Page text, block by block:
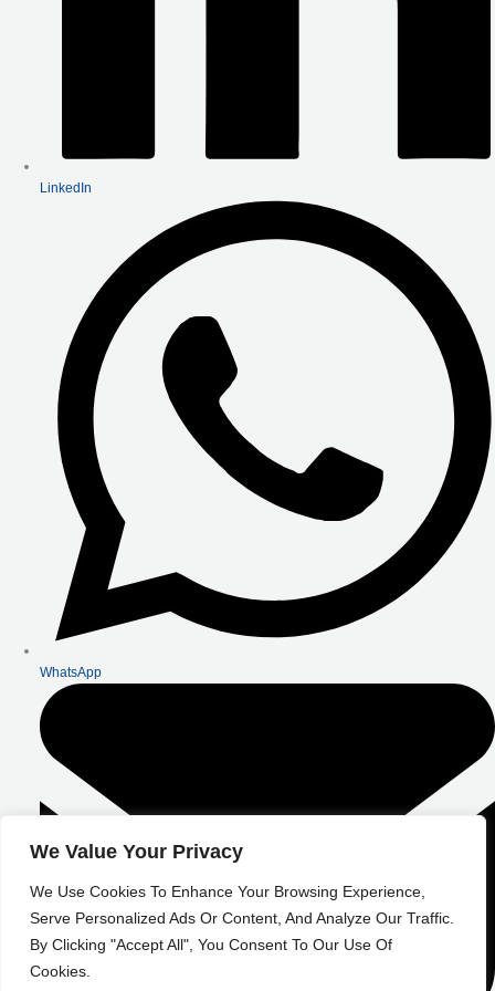
We Value Your Privacy
We Use Cookies To Enhance Your Browsing Experience,
Serve Personalized Ads Or Content, And Analyze Our Traffic.
By Clicking "Accept All", You Consent To Our Use Of
Cookies.
LinkedIn
WhatsApp